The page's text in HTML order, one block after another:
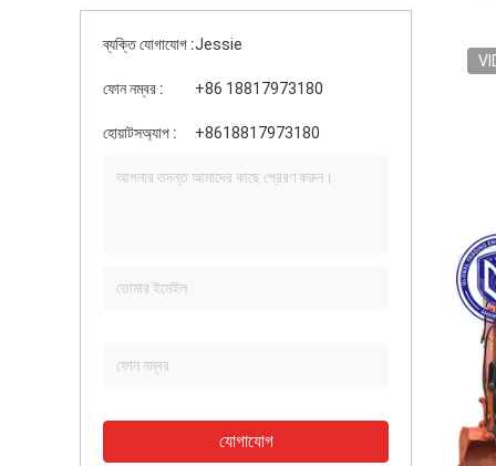
ব্যক্তি যোগাযোগ :Jessie
ফোন নম্বর : +86 18817973180
হোয়াটসঅ্যাপ : +8618817973180
যোগাযোগ